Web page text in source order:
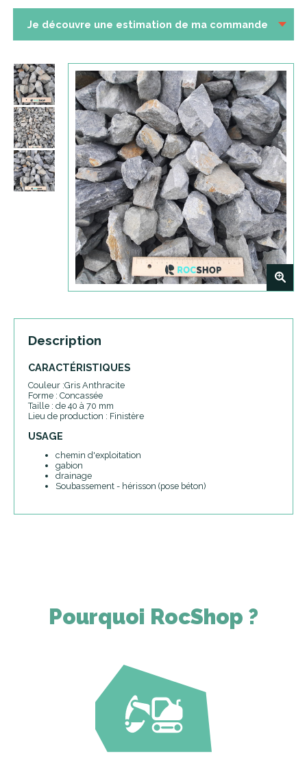
Je découvre une estimation de ma commande
+
Description
CARACTÉRISTIQUES
Couleur :Gris Anthracite
Forme : Concassée
Taille : de 40 à 70 mm
Lieu de production : Finistère
USAGE
chemin d'exploitation
gabion
drainage
Soubassement - hérisson (pose béton)
Pourquoi RocShop ?